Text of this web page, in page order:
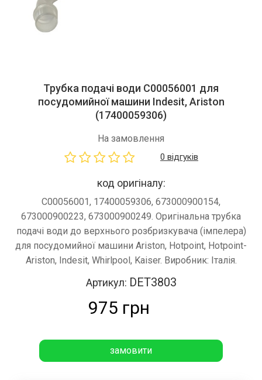
Трубка подачі води C00056001 для
посудомийної машини Indesit, Ariston
(17400059306)
На замовлення
0 відгуків
код оригіналу:
C00056001, 17400059306, 673000900154,
673000900223, 673000900249. Оригінальна трубка
подачі води до верхнього розбризкувача (імпелера)
для посудомийної машини Ariston, Hotpoint, Hotpoint-
Ariston, Indesit, Whirlpool, Kaiser. Виробник: Італія.
Артикул: DET3803
975 грн
замовити